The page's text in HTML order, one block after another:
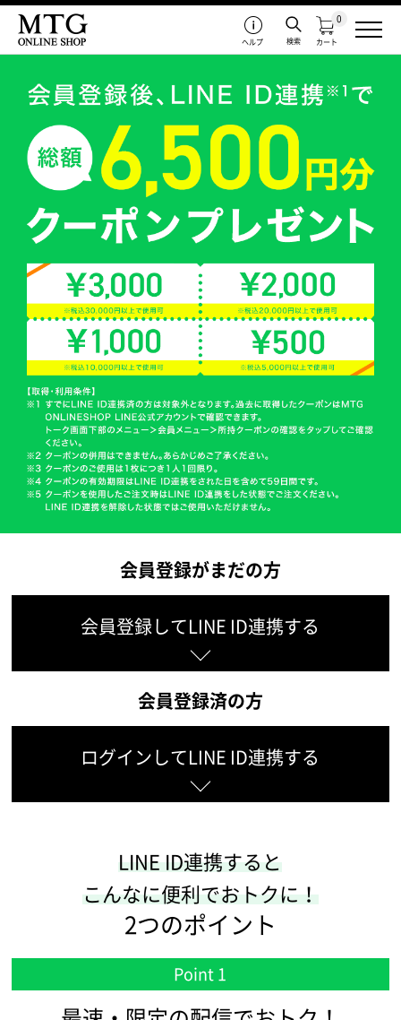
カート
0
検索
ヘルプ
会員登録がまだの方
会員登録してLINE ID連携する
会員登録済の方
ログインしてLINE ID連携する
LINE ID連携すると
こんなに便利でおトクに！
2つのポイント
Point 1